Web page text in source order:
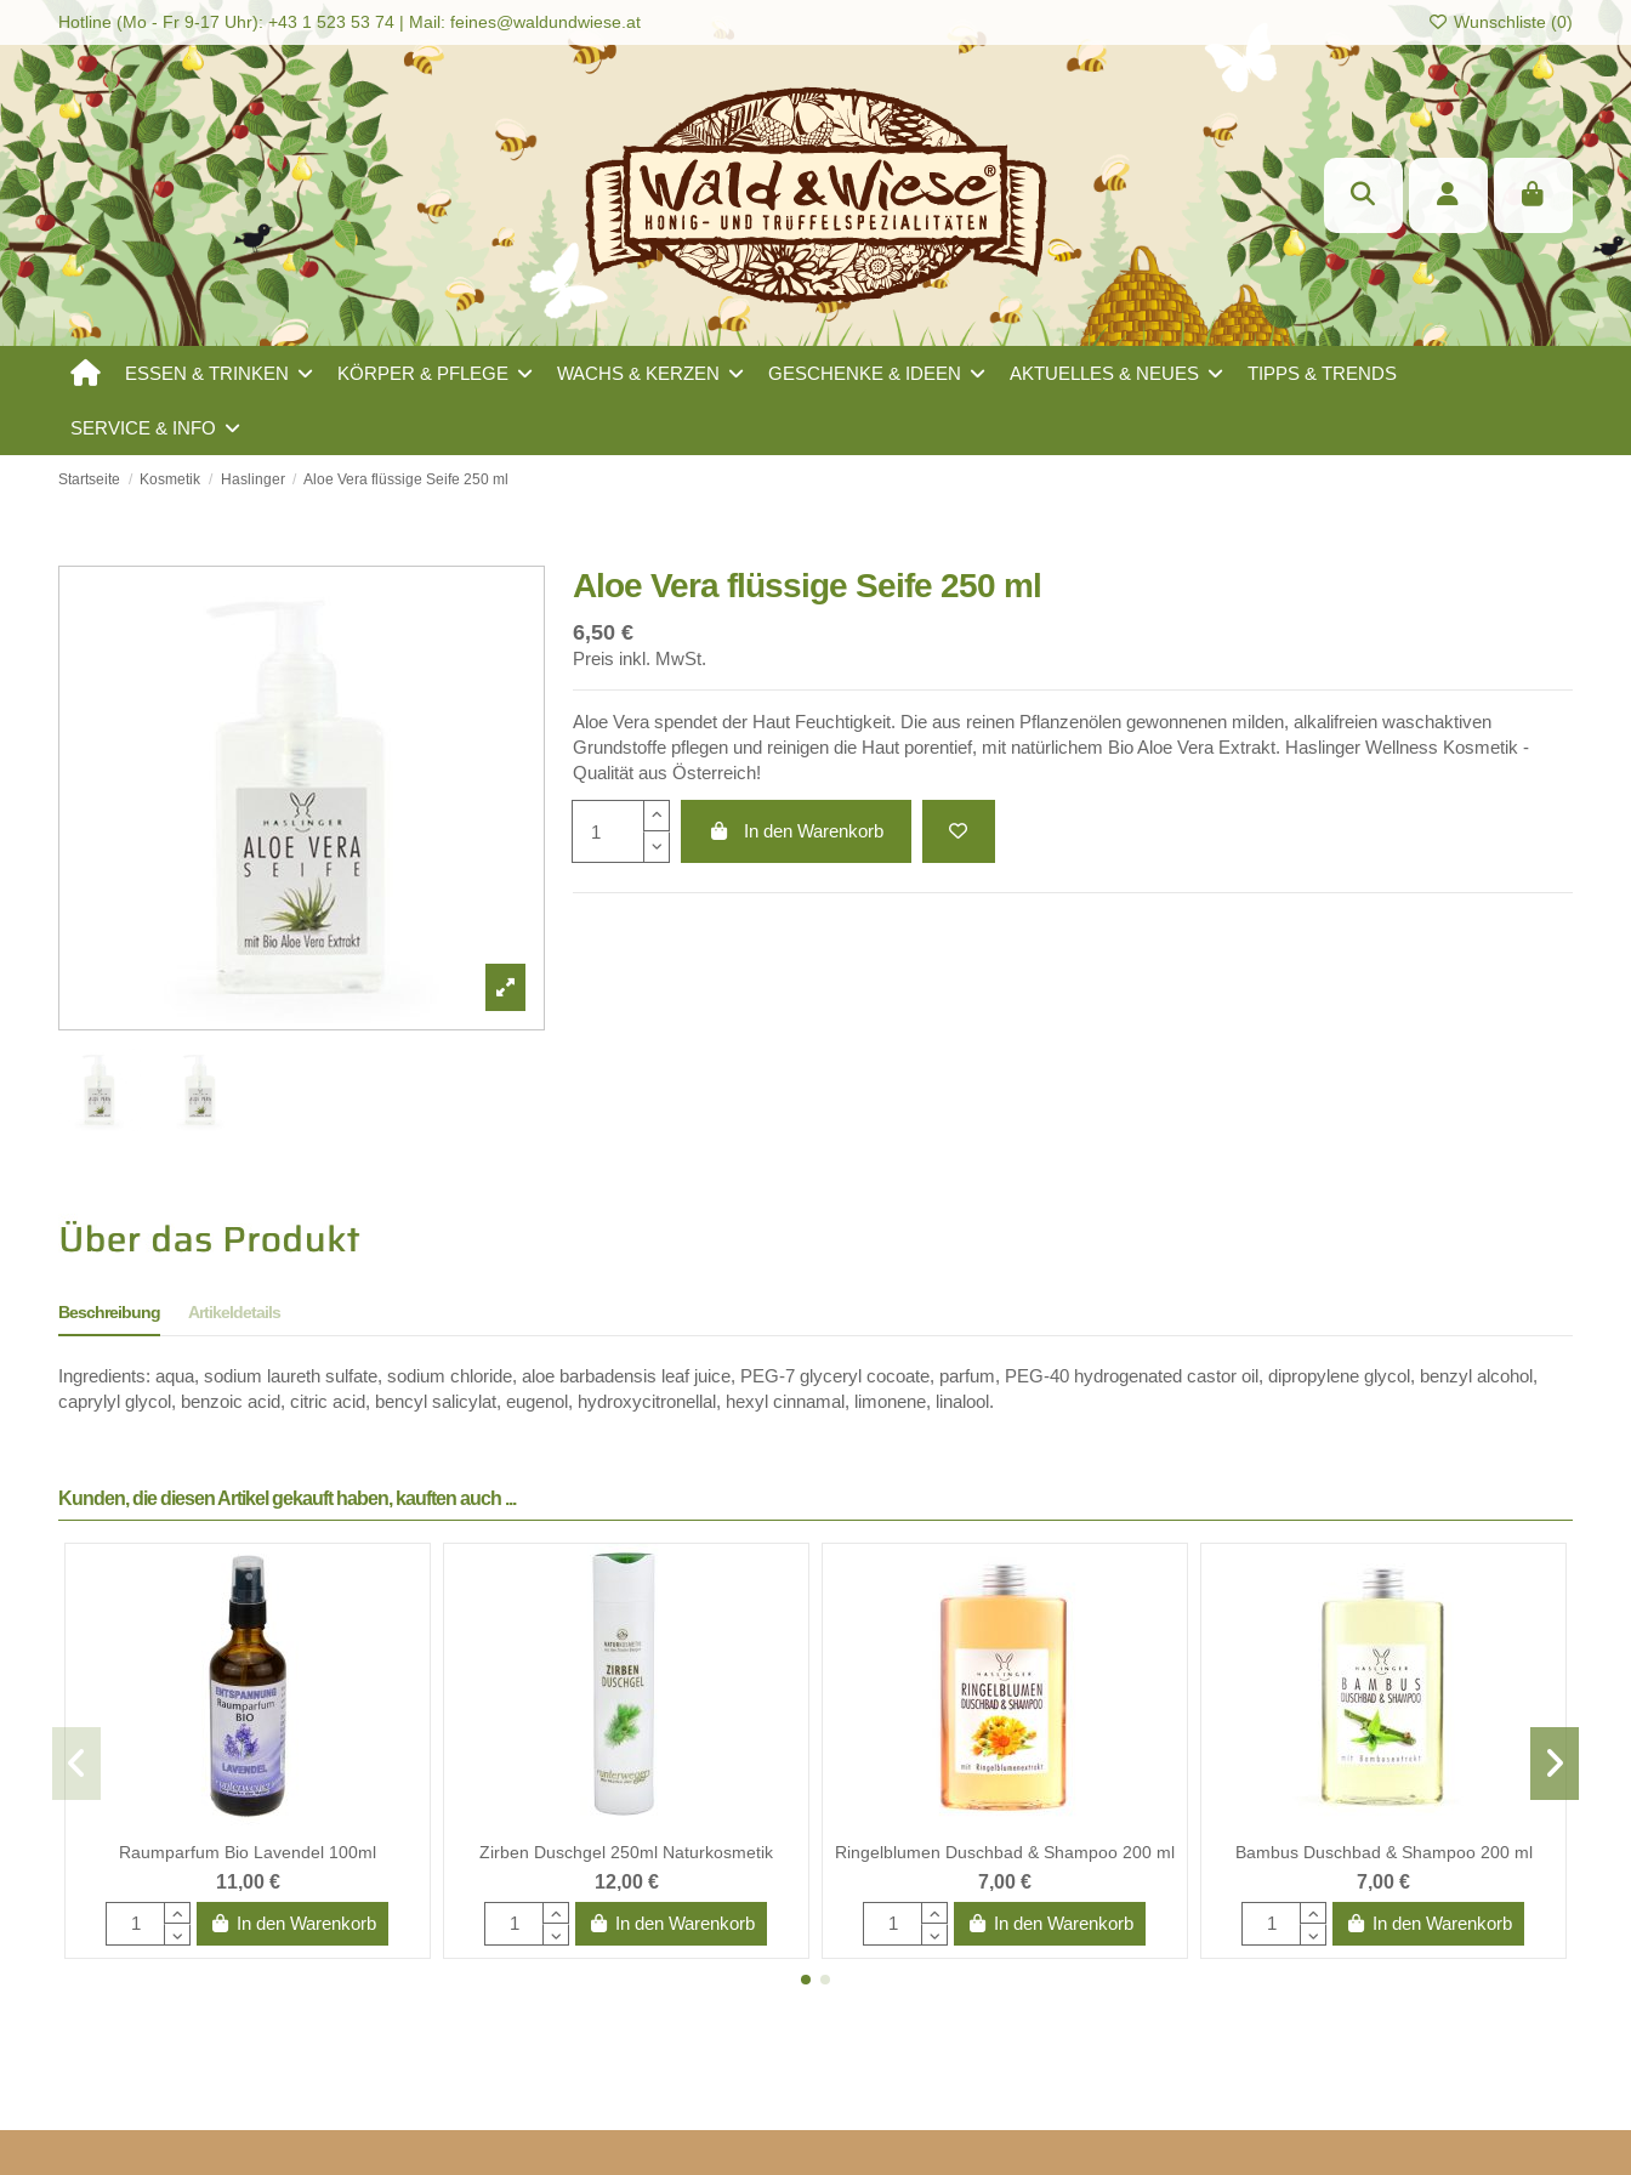
Hotline (Mo - Fr 9-17 Uhr): +43 1 523 53 74 | Mail:feines@waldundwiese.at Wunschliste (0)
ESSEN & TRINKEN KÖRPER & PFLEGE WACHS & KERZEN GESCHENKE & IDEEN AKTUELLES & NEUES TIPPS & TRENDS
SERVICE & INFO
Startseite Kosmetik Haslinger Aloe Vera flüssige Seife 250 ml
Aloe Vera flüssige Seife 250 ml
6,50 €
Preis inkl. MwSt.
Aloe Vera spendet der Haut Feuchtigkeit. Die aus reinen Pflanzenölen gewonnenen milden, alkalifreien waschaktiven
Grundstoffe pflegen und reinigen die Haut porentief, mit natürlichem Bio Aloe Vera Extrakt. Haslinger Wellness Kosmetik -
Qualität aus Österreich!
In den Warenkorb
Beschreibung Artikeldetails
Ingredients: aqua, sodium laureth sulfate, sodium chloride, aloe barbadensis leaf juice, PEG-7 glyceryl cocoate, parfum, PEG-40 hydrogenated castor oil, dipropylene glycol, benzyl alcohol,
caprylyl glycol, benzoic acid, citric acid, bencyl salicylat, eugenol, hydroxycitronellal, hexyl cinnamal, limonene, linalool.
Kunden, die diesen Artikel gekauft haben, kauften auch ...
Raumparfum Bio Lavendel 100ml
11,00 €
In den Warenkorb
Zirben Duschgel 250ml Naturkosmetik
12,00 €
In den Warenkorb
Ringelblumen Duschbad & Shampoo 200 ml
7,00 €
In den Warenkorb
Bambus Duschbad & Shampoo 200 ml
7,00 €
In den Warenkorb